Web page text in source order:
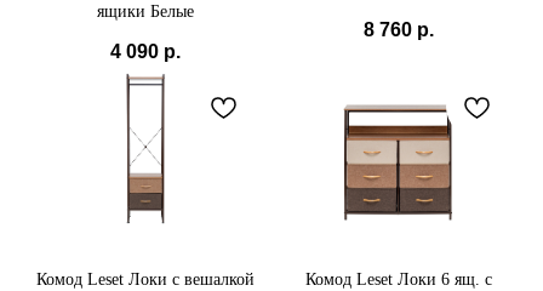
ящики Белые
4 090 р.
8 760 р.
Комод Leset Локи с вешалкой
Комод Leset Локи 6 ящ. с